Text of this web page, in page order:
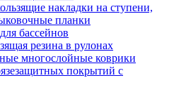
накладки на ступени,
планки
бассейнов
резина в рулонах
многослойные коврики
покрытий с